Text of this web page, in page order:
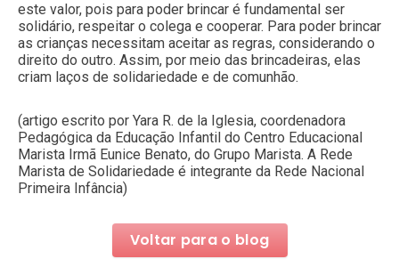
este valor, pois para poder brincar é fundamental ser
solidário, respeitar o colega e cooperar. Para poder brincar
as crianças necessitam aceitar as regras, considerando o
direito do outro. Assim, por meio das brincadeiras, elas
criam laços de solidariedade e de comunhão.
(artigo escrito por Yara R. de la Iglesia, coordenadora
Pedagógica da Educação Infantil do Centro Educacional
Marista Irmã Eunice Benato, do Grupo Marista. A Rede
Marista de Solidariedade é integrante da Rede Nacional
Primeira Infância)
Voltar para o blog